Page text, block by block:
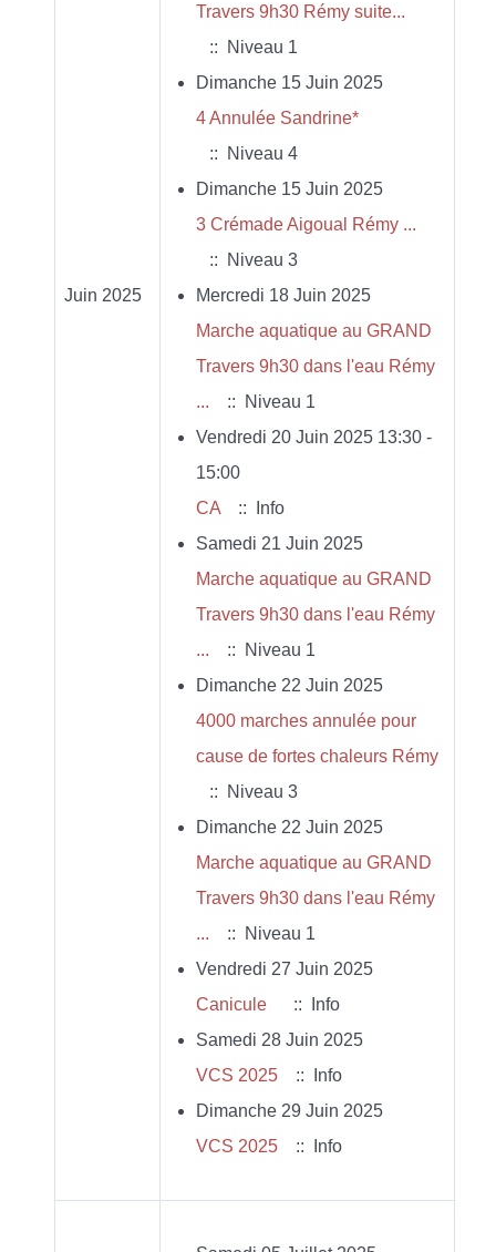
Juin 2025
Travers 9h30 Rémy suite...
:: Niveau 1
Dimanche 15 Juin 2025
4 Annulée Sandrine*
:: Niveau 4
Dimanche 15 Juin 2025
3 Crémade Aigoual Rémy ...
:: Niveau 3
Mercredi 18 Juin 2025
Marche aquatique au GRAND
Travers 9h30 dans l'eau Rémy
...
:: Niveau 1
Vendredi 20 Juin 2025 13:30 -
15:00
CA
:: Info
Samedi 21 Juin 2025
Marche aquatique au GRAND
Travers 9h30 dans l'eau Rémy
...
:: Niveau 1
Dimanche 22 Juin 2025
4000 marches annulée pour
cause de fortes chaleurs Rémy
:: Niveau 3
Dimanche 22 Juin 2025
Marche aquatique au GRAND
Travers 9h30 dans l'eau Rémy
...
:: Niveau 1
Vendredi 27 Juin 2025
Canicule
:: Info
Samedi 28 Juin 2025
VCS 2025
:: Info
Dimanche 29 Juin 2025
VCS 2025
:: Info